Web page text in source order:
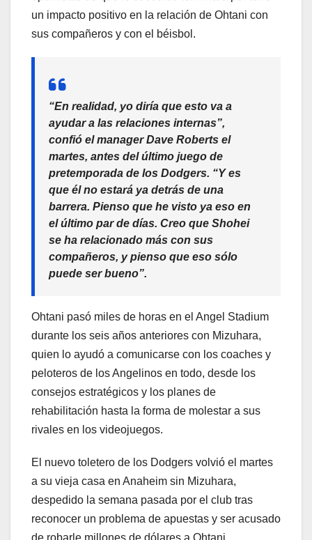
un impacto positivo en la relación de Ohtani con
sus compañeros y con el béisbol.
“En realidad, yo diría que esto va a
ayudar a las relaciones internas”,
confió el manager Dave Roberts el
martes, antes del último juego de
pretemporada de los Dodgers. “Y es
que él no estará ya detrás de una
barrera. Pienso que he visto ya eso en
el último par de días. Creo que Shohei
se ha relacionado más con sus
compañeros, y pienso que eso sólo
puede ser bueno”.
Ohtani pasó miles de horas en el Angel Stadium
durante los seis años anteriores con Mizuhara,
quien lo ayudó a comunicarse con los coaches y
peloteros de los Angelinos en todo, desde los
consejos estratégicos y los planes de
rehabilitación hasta la forma de molestar a sus
rivales en los videojuegos.
El nuevo toletero de los Dodgers volvió el martes
a su vieja casa en Anaheim sin Mizuhara,
despedido la semana pasada por el club tras
reconocer un problema de apuestas y ser acusado
de robarle millones de dólares a Ohtani.